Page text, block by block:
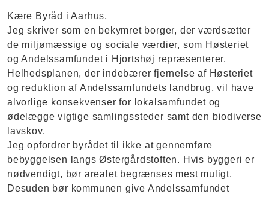
Kære Byråd i Aarhus,
Jeg skriver som en bekymret borger, der værdsætter
de miljømæssige og sociale værdier, som Høsteriet
og Andelssamfundet i Hjortshøj repræsenterer.
Helhedsplanen, der indebærer fjernelse af Høsteriet
og reduktion af Andelssamfundets landbrug, vil have
alvorlige konsekvenser for lokalsamfundet og
ødelægge vigtige samlingssteder samt den biodiverse
lavskov.
Jeg opfordrer byrådet til ikke at gennemføre
bebyggelsen langs Østergårdstoften. Hvis byggeri er
nødvendigt, bør arealet begrænses mest muligt.
Desuden bør kommunen give Andelssamfundet